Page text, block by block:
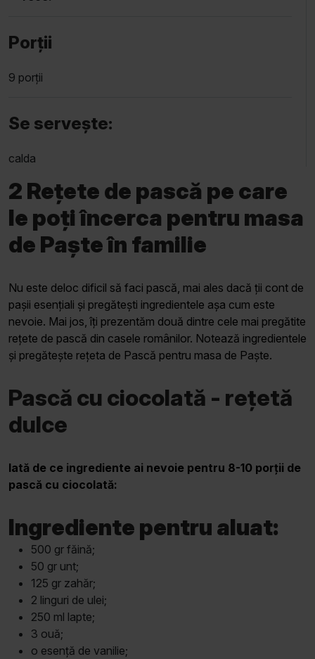
Porții
9 porții
Se servește:
calda
2 Rețete de pască pe care
le poți încerca pentru masa
de Paște în familie
Nu este deloc dificil să faci pască, mai ales dacă ții cont de
pașii esențiali și pregătești ingredientele așa cum este
nevoie. Mai jos, îți prezentăm două dintre cele mai pregătite
rețete de pască din casele românilor. Notează ingredientele
și pregătește rețeta de Pască pentru masa de Paște.
Pască cu ciocolată - rețetă
dulce
Iată de ce ingrediente ai nevoie pentru 8-10 porții de
pască cu ciocolată:
Ingrediente pentru aluat:
500 gr făină;
50 gr unt;
125 gr zahăr;
2 linguri de ulei;
250 ml lapte;
3 ouă;
o esență de vanilie;